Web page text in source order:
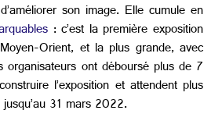
son image. Elle cumule en
: c’est la première exposition
Orient, et la plus grande, avec
organisateurs ont déboursé plus de 7
l’exposition et attendent plus
31 mars 2022.